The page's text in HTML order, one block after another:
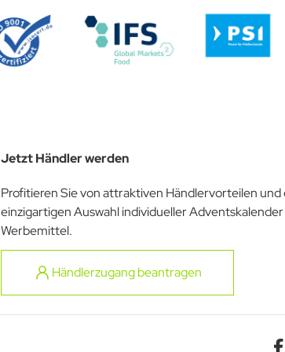
Jetzt Händler werden
Profitieren Sie von attraktiven Händlervorteilen und
einzigartigen Auswahl individueller
Werbemittel.
Händlerzugang beantragen